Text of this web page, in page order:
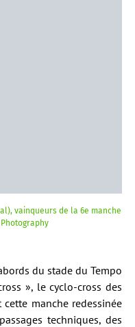
vainqueurs de la 6e manche
du stade du Tempo
», le cyclo-cross des
cette manche redessinée
techniques, des